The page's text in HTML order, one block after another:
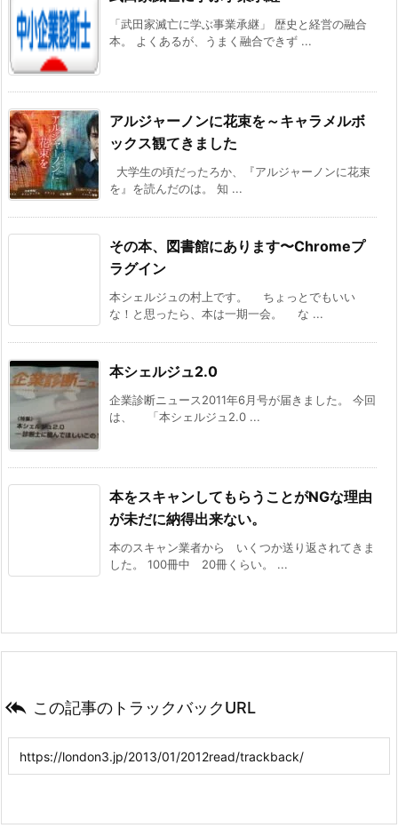
「武田家滅亡に学ぶ事業承継」 歴史と経営の融合
本。 よくあるが、うまく融合できず ...
アルジャーノンに花束を～キャラメルボ
ックス観てきました
大学生の頃だったろか、『アルジャーノンに花束
を』を読んだのは。 知 ...
その本、図書館にあります〜Chromeプ
ラグイン
本シェルジュの村上です。 ちょっとでもいい
な！と思ったら、本は一期一会。 な ...
本シェルジュ2.0
企業診断ニュース2011年6月号が届きました。 今回
は、 「本シェルジュ2.0 ...
本をスキャンしてもらうことがNGな理由
が未だに納得出来ない。
本のスキャン業者から いくつか送り返されてきま
した。 100冊中 20冊くらい。 ...
 この記事のトラックバックURL